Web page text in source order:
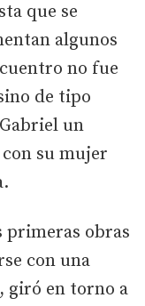
que se
algunos
no fue
de tipo
un
su mujer
primeras obras
con una
giró en torno a